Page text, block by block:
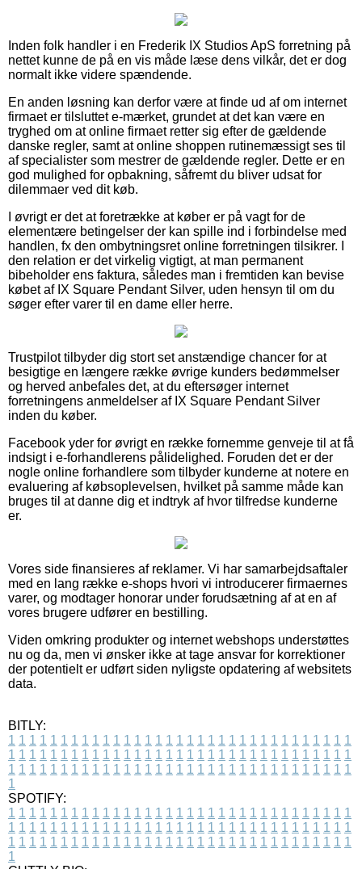
Inden folk handler i en Frederik IX Studios ApS forretning på
nettet kunne de på en vis måde læse dens vilkår, det er dog
normalt ikke videre spændende.
En anden løsning kan derfor være at finde ud af om internet
firmaet er tilsluttet e-mærket, grundet at det kan være en
tryghed om at online firmaet retter sig efter de gældende
danske regler, samt at online shoppen rutinemæssigt ses til
af specialister som mestrer de gældende regler. Dette er en
god mulighed for opbakning, såfremt du bliver udsat for
dilemmaer ved dit køb.
I øvrigt er det at foretrække at køber er på vagt for de
elementære betingelser der kan spille ind i forbindelse med
handlen, fx den ombytningsret online forretningen tilsikrer. I
den relation er det virkelig vigtigt, at man permanent
bibeholder ens faktura, således man i fremtiden kan bevise
købet af IX Square Pendant Silver, uden hensyn til om du
søger efter varer til en dame eller herre.
Trustpilot tilbyder dig stort set anstændige chancer for at
besigtige en længere række øvrige kunders bedømmelser
og herved anbefales det, at du eftersøger internet
forretningens anmeldelser af IX Square Pendant Silver
inden du køber.
Facebook yder for øvrigt en række fornemme genveje til at få
indsigt i e-forhandlerens pålidelighed. Foruden det er der
nogle online forhandlere som tilbyder kunderne at notere en
evaluering af købsoplevelsen, hvilket på samme måde kan
bruges til at danne dig et indtryk af hvor tilfredse kunderne
er.
Vores side finansieres af reklamer. Vi har samarbejdsaftaler
med en lang række e-shops hvori vi introducerer firmaernes
varer, og modtager honorar under forudsætning af at en af
vores brugere udfører en bestilling.
Viden omkring produkter og internet webshops understøttes
nu og da, men vi ønsker ikke at tage ansvar for korrektioner
der potentielt er udført siden nyligste opdatering af websitets
data.
BITLY:
1 1 1 1 1 1 1 1 1 1 1 1 1 1 1 1 1 1 1 1 1 1 1 1 1 1 1 1 1 1 1 1 1
1 1 1 1 1 1 1 1 1 1 1 1 1 1 1 1 1 1 1 1 1 1 1 1 1 1 1 1 1 1 1 1 1
1 1 1 1 1 1 1 1 1 1 1 1 1 1 1 1 1 1 1 1 1 1 1 1 1 1 1 1 1 1 1 1 1
1
SPOTIFY:
1 1 1 1 1 1 1 1 1 1 1 1 1 1 1 1 1 1 1 1 1 1 1 1 1 1 1 1 1 1 1 1 1
1 1 1 1 1 1 1 1 1 1 1 1 1 1 1 1 1 1 1 1 1 1 1 1 1 1 1 1 1 1 1 1 1
1 1 1 1 1 1 1 1 1 1 1 1 1 1 1 1 1 1 1 1 1 1 1 1 1 1 1 1 1 1 1 1 1
1